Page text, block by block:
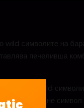
wild символите на
печеливша
Тук wild
се падне